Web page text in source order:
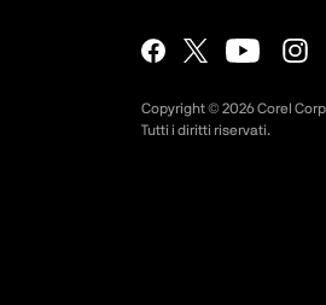
Copyright © 2026Corel
Tutti i diritti riservati.